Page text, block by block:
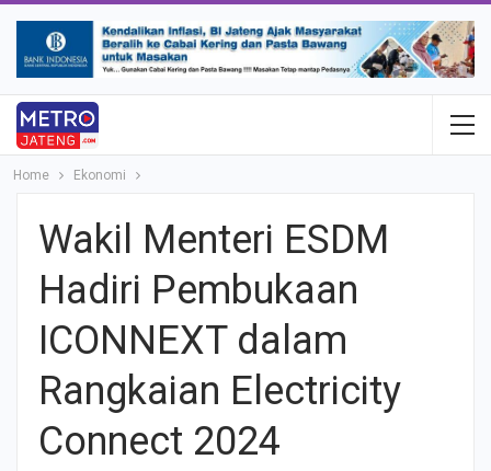
Home Ekonomi
Wakil Menteri ESDM
Hadiri Pembukaan
ICONNEXT dalam
Rangkaian Electricity
Connect 2024